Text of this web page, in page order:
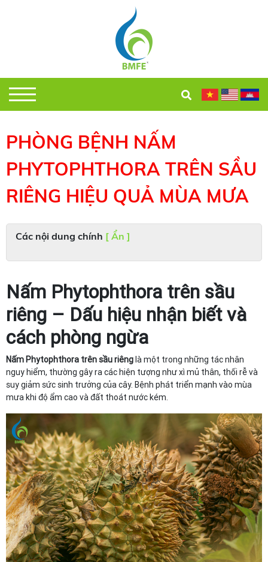
PHÒNG BỆNH NẤM
PHYTOPHTHORA TRÊN SẦU
RIÊNG HIỆU QUẢ MÙA MƯA
Các nội dung chính [ Ẩn ]
Nấm Phytophthora trên sầu
riêng – Dấu hiệu nhận biết và
cách phòng ngừa
Nấm Phytophthora trên sầu riêng là một trong những tác nhân
nguy hiểm, thường gây ra các hiện tượng như xì mủ thân, thối rễ và
suy giảm sức sinh trưởng của cây. Bệnh phát triển mạnh vào mùa
mưa khi độ ẩm cao và đất thoát nước kém.